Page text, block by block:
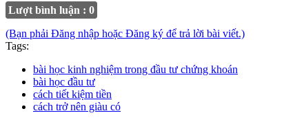
Lượt bình luận : 0
(Bạn phải Đăng nhập hoặc Đăng ký để trả lời bài viết.)
Tags:
bài học kinh nghiệm trong đầu tư chứng khoán
bài học đầu tư
cách tiết kiệm tiền
cách trở nên giàu có